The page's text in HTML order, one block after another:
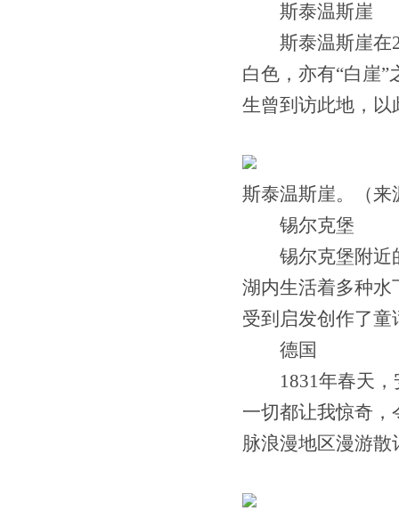
斯泰温斯崖
斯泰温斯崖在
白色，亦有“白崖
生曾到访此地，以
斯泰温斯崖。（来
锡尔克堡
锡尔克堡附近的
湖内生活着多种水
受到启发创作了
德国
1831年春天，
一切都让我惊奇
脉浪漫地区漫游散